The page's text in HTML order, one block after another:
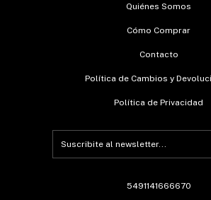
Quiénes Somos
Cómo Comprar
Contacto
Política de Cambios y
Política de Privacidad
5491141666670